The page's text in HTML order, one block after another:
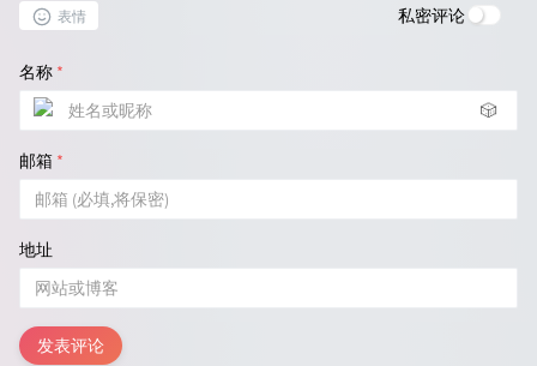
表情 私密评论
名称 *
🎲
邮箱 *
地址
发表评论